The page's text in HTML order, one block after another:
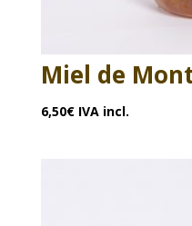
Miel de
6,50€ IVA incl.